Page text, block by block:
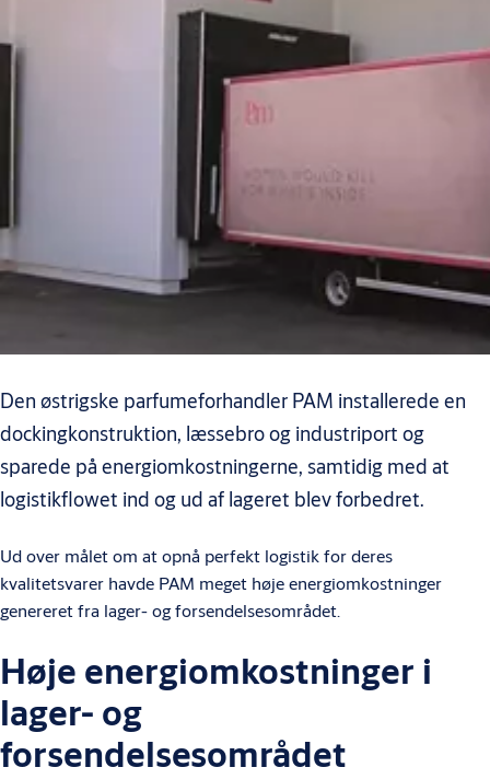
Den østrigske parfumeforhandler PAM installerede en
dockingkonstruktion, læssebro og industriport og
sparede på energiomkostningerne, samtidig med at
logistikflowet ind og ud af lageret blev forbedret.
Ud over målet om at opnå perfekt logistik for deres
kvalitetsvarer havde PAM meget høje energiomkostninger
genereret fra lager- og forsendelsesområdet.
Høje energiomkostninger i
lager- og
forsendelsesområdet